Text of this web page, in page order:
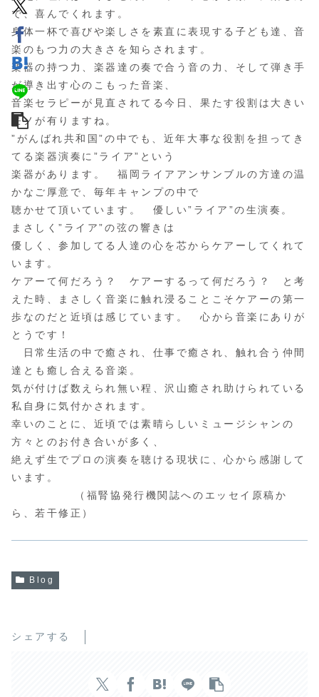
で、喜んでくれます。
身体一杯で喜びや楽しさを素直に表現する子ども達、音
楽のもつ力の大きさを知らされます。
楽器の持つ力、楽器達の奏で合う音の力、そして弾き手
が導き出す心のこもった音楽、
音楽セラピーが見直されてる今日、果たす役割は大きい
モノが有りますね。
”がんばれ共和国”の中でも、近年大事な役割を担ってき
てる楽器演奏に”ライア”という
楽器があります。 福岡ライアアンサンブルの方達の温
かなご厚意で、毎年キャンプの中で
聴かせて頂いています。 優しい”ライア”の生演奏。
まさしく”ライア”の弦の響きは
優しく、参加してる人達の心を芯からケアーしてくれて
います。
ケアーて何だろう？ ケアーするって何だろう？ と考
えた時、まさしく音楽に触れ浸ることこそケアーの第一
歩なのだと近頃は感じています。 心から音楽にありが
とうです！
日常生活の中で癒され、仕事で癒され、触れ合う仲間
達とも癒し合える音楽。
気が付けば数えられ無い程、沢山癒され助けられている
私自身に気付かされます。
幸いのことに、近頃では素晴らしいミュージシャンの
方々とのお付き合いが多く、
絶えず生でプロの演奏を聴ける現状に、心から感謝して
います。
（福腎協発行機関誌へのエッセイ原稿か
ら、若干修正）
Blog
シェアする